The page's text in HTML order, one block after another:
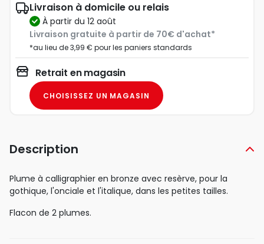
Livraison à domicile ou relais
à partir du 12 août
Livraison gratuite à partir de 70€ d'achat*
*au lieu de 3,99 € pour les paniers standards
Retrait en magasin
CHOISISSEZ UN MAGASIN
Description
Plume à calligraphier en bronze avec resèrve, pour la
gothique, l'onciale et l'italique, dans les petites tailles.
Flacon de 2 plumes.